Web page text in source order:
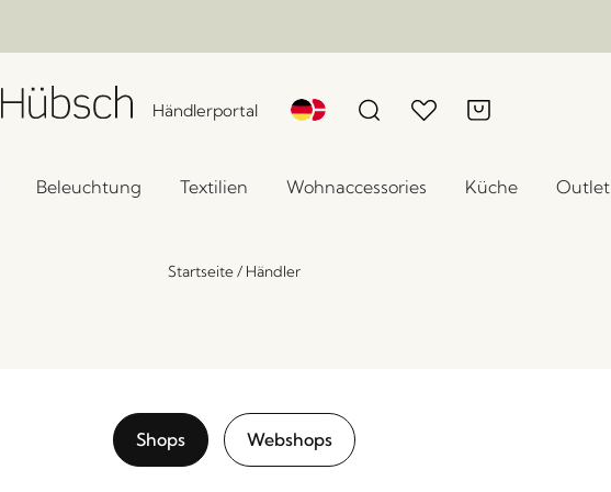
Händlerportal
Beleuchtung Textilien Wohnaccessories Küche Outlet
Startseite/ Händler
Shops Webshops